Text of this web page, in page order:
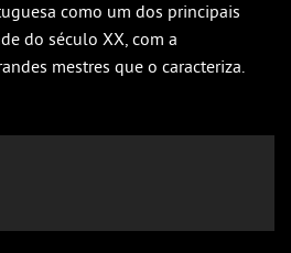
como um dos principais
do século XX, com a
mestres que o caracteriza.